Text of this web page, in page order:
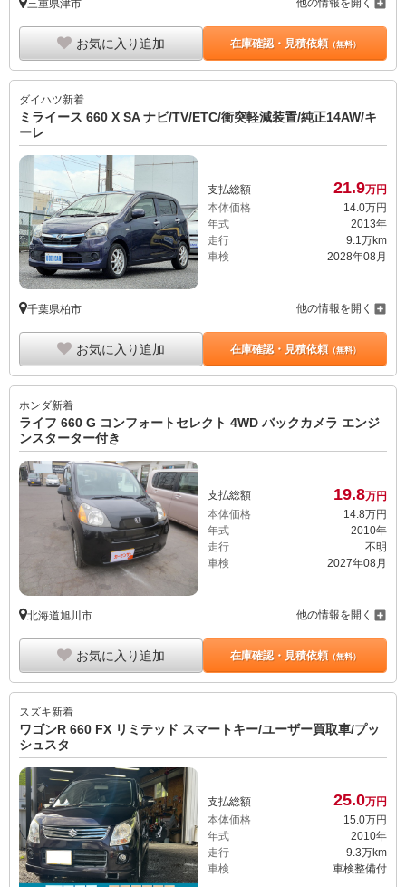
三重県津市
お気に入り追加 在庫確認・見積依頼（無料）
ダイハツ新着
ミライース 660 X SA ナビ/TV/ETC/衝突軽減装置/純正14AW/キ
ーレ
支払総額 21.9万円
本体価格
14.0万円
年式
2013年
走行
9.1万km
車検
2028年08月
千葉県柏市 他の情報を開く
お気に入り追加 在庫確認・見積依頼（無料）
ホンダ新着
ライフ 660 G コンフォートセレクト 4WD バックカメラ エンジ
ンスターター付き
支払総額 19.8万円
本体価格
14.8万円
年式
2010年
走行
不明
車検
2027年08月
北海道旭川市 他の情報を開く
お気に入り追加 在庫確認・見積依頼（無料）
スズキ新着
ワゴンR 660 FX リミテッド スマートキー/ユーザー買取車/プッ
シュスタ
支払総額 25.0万円
本体価格
15.0万円
年式
2010年
走行
9.3万km
車検
車検整備付